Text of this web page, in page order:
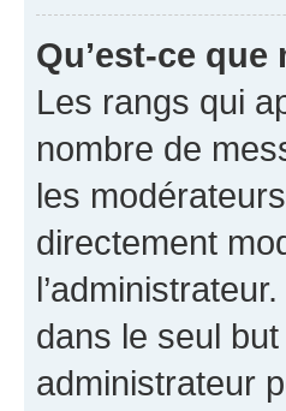
Qu’est-ce
Les rangs qui
nombre de
les
directement
dans le seul
administrateur